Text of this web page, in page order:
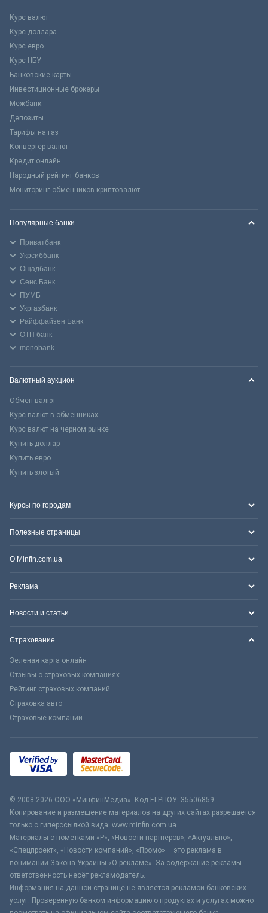
Курс валют
Курс доллара
Курс евро
Курс НБУ
Банковские карты
Инвестиционные брокеры
Межбанк
Депозиты
Тарифы на газ
Конвертер валют
Кредит онлайн
Народный рейтинг банков
Мониторинг обменников криптовалют
Популярные банки
Приватбанк
Укрсиббанк
Ощадбанк
Сенс Банк
ПУМБ
Укргазбанк
Райффайзен Банк
ОТП банк
monobank
Валютный аукцион
Обмен валют
Курс валют в обменниках
Курс валют на черном рынке
Купить доллар
Купить евро
Купить злотый
Курсы по городам
Полезные страницы
О Minfin.com.ua
Реклама
Новости и статьи
Страхование
Зеленая карта онлайн
Отзывы о страховых компаниях
Рейтинг страховых компаний
Страховка авто
Страховые компании
© 2008-2026 ООО «МинфинМедиа». Код ЕГРПОУ: 35506859
Копирование и размещение материалов на других сайтах разрешается
только с гиперссылкой вида: www.minfin.com.ua
Материалы с пометками «Р», «Новости партнёров», «Актуально»,
«Спецпроект», «Новости компаний», «Промо» – это реклама в
понимании Закона Украины «О рекламе». За содержание рекламы
ответственность несёт рекламодатель.
Информация на данной странице не является рекламой банковских
услуг. Проверенную банком информацию о продуктах и услугах можно